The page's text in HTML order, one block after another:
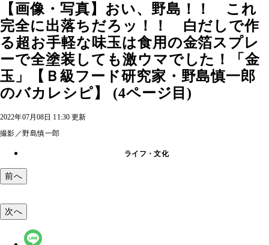
【画像・写真】おい、野島！！ これ
完全に出落ちだろッ！！ 白だしで作
る超お手軽な味玉は食用の金箔スプレ
ーで全塗装しても激ウマでした！「金
玉」【Ｂ級フード研究家・野島慎一郎
のバカレシピ】 (4ページ目)
2022年07月08日 11:30 更新
撮影／野島慎一郎
ライフ・文化
前へ
次へ